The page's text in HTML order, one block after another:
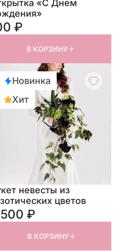
«С Днем
₽
В КОРЗИНУ
Новинка
Хит
невесты из
цветов
₽
В КОРЗИНУ